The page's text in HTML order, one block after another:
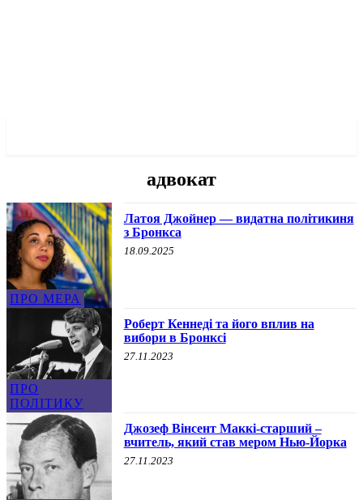
адвокат
ПРО МЕРА
Латоя Джойнер — видатна політикиня
з Бронкса
18.09.2025
ПРО
ПОЛІТИКУ
Роберт Кеннеді та його вплив на
вибори в Бронксі
27.11.2023
Джозеф Вінсент Маккі-старший –
вчитель, який став мером Нью-Йорка
27.11.2023